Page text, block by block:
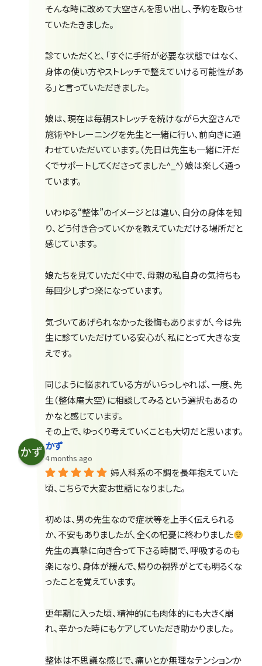
そんな時に改めて大空さんを思い出し、予約を取らせ
ていたたきました。
診ていただくと、「すぐに手術が必要な状態ではなく、
身体の使い方やストレッチで整えていける可能性があ
る」と言っていただきました。
娘は、現在は毎朝ストレッチを続けながら大空さんで
施術やトレーニングを先生と一緒に行い、前向きに通
わせていただいています。（先日は先生も一緒に汗だ
くでサポートしてくださってました^_^）娘は楽しく通っ
ています。
いわゆる“整体”のイメージとは違い、自分の身体を知
り、どう付き合っていくかを教えていただける場所だと
感じています。
娘たちを見ていただく中で、母親の私自身の気持ちも
毎回少しずつ楽になっています。
気づいてあげられなかった後悔もありますが、今は先
生に診ていただけている安心が、私にとって大きな支
えです。
同じように悩まれている方がいらっしゃれば、一度、先
生（整体庵大空）に相談してみるという選択もあるの
かなと感じています。
その上で、ゆっくり考えていくことも大切だと思います。
かず
4 months ago
婦人科系の不調を長年抱えていた
頃、こちらで大変お世話になりました。
初めは、男の先生なので症状等を上手く伝えられる
か、不安もありましたが、全くの杞憂に終わりました
先生の真摯に向き合って下さる時間で、呼吸するのも
楽になり、身体が緩んで、帰りの視界がとても明るくな
ったことを覚えています。
更年期に入った頃、精神的にも肉体的にも大きく崩
れ、辛かった時にもケアしていただき助かりました。
整体は不思議な感じで、痛いとか無理なテンションか